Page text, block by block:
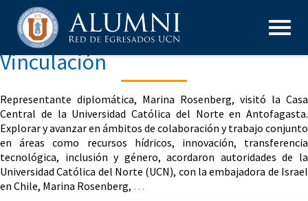
Vinculación
Representante diplomática, Marina Rosenberg, visitó la Casa
Central de la Universidad Católica del Norte en Antofagasta.
Explorar y avanzar en ámbitos de colaboración y trabajo conjunto
en áreas como recursos hídricos, innovación, transferencia
tecnológica, inclusión y género, acordaron autoridades de la
Universidad Católica del Norte (UCN), con la embajadora de Israel
en Chile, Marina Rosenberg, …